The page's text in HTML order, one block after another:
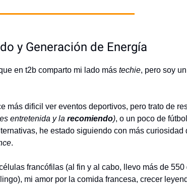
y Generación de Energía
en t2b comparto mi lado más techie, pero soy
más dificil ver eventos deportivos, pero trato de
entretenida y la recomiendo), o un poco de
he estado siguiendo con más curiosidad
.
francófilas (al fin y al cabo, llevo más de 550
mi amor por la comida francesa, crecer